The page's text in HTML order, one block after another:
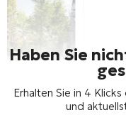
Haben Sie
Erhalten Sie in 4
und